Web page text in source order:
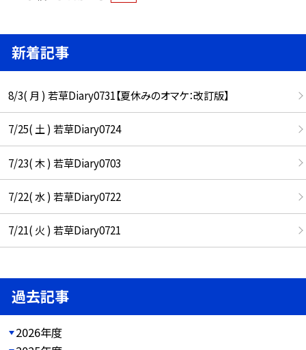
新着記事
8/3( 月 ) 若草Diary0731【夏休みのオマケ：改訂版】
7/25( 土 ) 若草Diary0724
7/23( 木 ) 若草Diary0703
7/22( 水 ) 若草Diary0722
7/21( 火 ) 若草Diary0721
過去記事
2026年度